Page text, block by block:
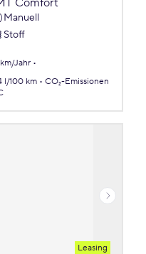
Comfort
Manuell
Stoff
Jahr
l/100 km
CO₂-Emissionen
Leasing